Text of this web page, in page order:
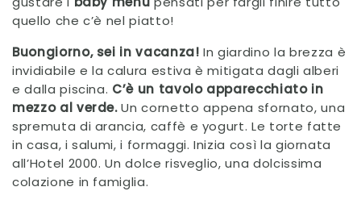
quello che c’è nel piatto!
Buongiorno, sei in vacanza! In giardino la brezza è
invidiabile e la calura estiva è mitigata dagli alberi
e dalla piscina. C’è un tavolo apparecchiato in
mezzo al verde.Un cornetto appena sfornato, una
spremuta di arancia, caffè e yogurt. Le torte fatte
in casa, i salumi, i formaggi. Inizia così la giornata
all’Hotel 2000. Un dolce risveglio, una dolcissima
colazione in famiglia.